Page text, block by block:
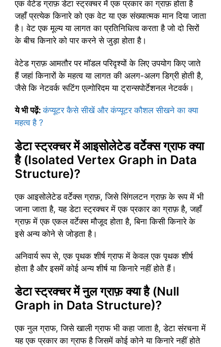
एक वेटेड ग्राफ़ डेटा स्ट्रक्चर में एक प्रकार का ग्राफ़ होता है
जहाँ प्रत्येक किनारे को एक वेट या एक संख्यात्मक मान दिया जाता
है। वेट एक मूल्य या लागत का प्रतिनिधित्व करता है जो दो सिरों
के बीच किनारे को पार करने से जुड़ा होता है।
वेटेड ग्राफ़ आमतौर पर मॉडल परिदृश्यों के लिए उपयोग किए जाते
हैं जहां किनारों के महत्व या लागत की अलग-अलग डिग्री होती है,
जैसे कि नेटवर्क रूटिंग एल्गोरिदम या ट्रान्सपोर्टेशनल नेटवर्क।
ये भी पढ़ें:कंप्यूटर कैसे सीखें और कंप्यूटर कौशल सीखने का क्या
महत्व है ?
डेटा स्ट्रक्चर में आइसोलेटेड वर्टेक्स ग्राफ क्या
है (Isolated Vertex Graph in Data
Structure)?
एक आइसोलेटेड वर्टेक्स ग्राफ़, जिसे सिंगलटन ग्राफ़ के रूप में भी
जाना जाता है, यह डेटा स्ट्रक्चर में एक प्रकार का ग्राफ़ है, जहाँ
ग्राफ़ में एक एकल वर्टेक्स मौजूद होता है, बिना किसी किनारे के
इसे अन्य कोने से जोड़ता है।
अनिवार्य रूप से, एक पृथक शीर्ष ग्राफ में केवल एक पृथक शीर्ष
होता है और इसमें कोई अन्य शीर्ष या किनारे नहीं होते हैं।
डेटा स्ट्रक्चर में नुल ग्राफ़ क्या है (Null
Graph in Data Structure)?
एक नुल ग्राफ, जिसे खाली ग्राफ भी कहा जाता है, डेटा संरचना में
यह एक प्रकार का ग्राफ है जिसमें कोई कोने या किनारे नहीं होते